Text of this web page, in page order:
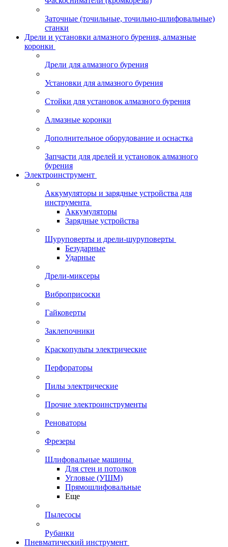
Заточные (точильные, точильно-шлифовальные)
станки
Дрели и установки алмазного бурения, алмазные
коронки
Дрели для алмазного бурения
Установки для алмазного бурения
Стойки для установок алмазного бурения
Алмазные коронки
Дополнительное оборудование и оснастка
Запчасти для дрелей и установок алмазного
бурения
Электроинструмент
Аккумуляторы и зарядные устройства для
инструмента
Аккумуляторы
Зарядные устройства
Шуруповерты и дрели-шуруповерты
Безударные
Ударные
Дрели-миксеры
Виброприсоски
Гайковерты
Заклепочники
Краскопульты электрические
Перфораторы
Пилы электрические
Прочие электроинструменты
Реноваторы
Фрезеры
Шлифовальные машины
Для стен и потолков
Угловые (УШМ)
Прямошлифовальные
Еще
Пылесосы
Рубанки
Пневматический инструмент